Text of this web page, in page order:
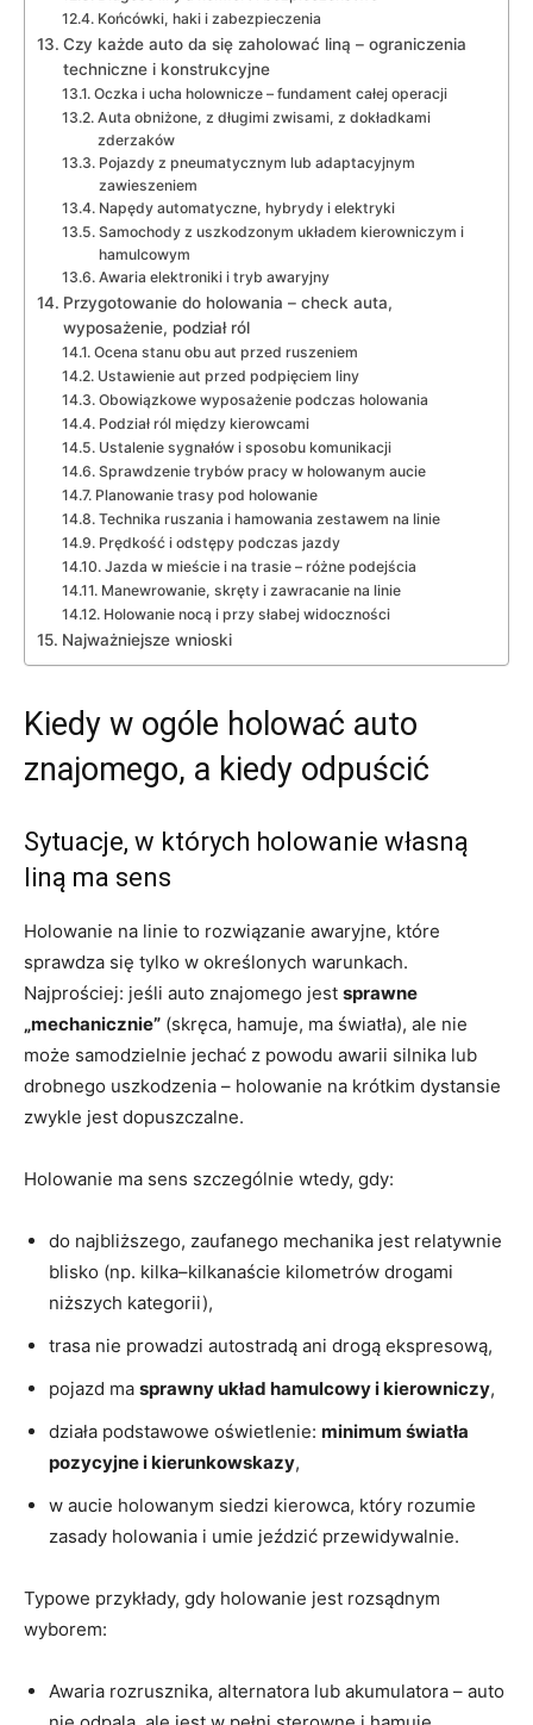
Końcówki, haki i zabezpieczenia
Czy każde auto da się zaholować liną – ograniczenia
techniczne i konstrukcyjne
Oczka i ucha holownicze – fundament całej operacji
Auta obniżone, z długimi zwisami, z dokładkami
zderzaków
Pojazdy z pneumatycznym lub adaptacyjnym
zawieszeniem
Napędy automatyczne, hybrydy i elektryki
Samochody z uszkodzonym układem kierowniczym i
hamulcowym
Awaria elektroniki i tryb awaryjny
Przygotowanie do holowania – check auta,
wyposażenie, podział ról
Ocena stanu obu aut przed ruszeniem
Ustawienie aut przed podpięciem liny
Obowiązkowe wyposażenie podczas holowania
Podział ról między kierowcami
Ustalenie sygnałów i sposobu komunikacji
Sprawdzenie trybów pracy w holowanym aucie
Planowanie trasy pod holowanie
Technika ruszania i hamowania zestawem na linie
Prędkość i odstępy podczas jazdy
Jazda w mieście i na trasie – różne podejścia
Manewrowanie, skręty i zawracanie na linie
Holowanie nocą i przy słabej widoczności
Najważniejsze wnioski
Kiedy w ogóle holować auto
znajomego, a kiedy odpuścić
Sytuacje, w których holowanie własną
liną ma sens
Holowanie na linie to rozwiązanie awaryjne, które
sprawdza się tylko w określonych warunkach.
Najprościej: jeśli auto znajomego jest sprawne
„mechanicznie” (skręca, hamuje, ma światła), ale nie
może samodzielnie jechać z powodu awarii silnika lub
drobnego uszkodzenia – holowanie na krótkim dystansie
zwykle jest dopuszczalne.
Holowanie ma sens szczególnie wtedy, gdy:
do najbliższego, zaufanego mechanika jest relatywnie
blisko (np. kilka–kilkanaście kilometrów drogami
niższych kategorii),
trasa nie prowadzi autostradą ani drogą ekspresową,
pojazd ma sprawny układ hamulcowy i kierowniczy,
działa podstawowe oświetlenie: minimum światła
pozycyjne i kierunkowskazy,
w aucie holowanym siedzi kierowca, który rozumie
zasady holowania i umie jeździć przewidywalnie.
Typowe przykłady, gdy holowanie jest rozsądnym
wyborem:
Awaria rozrusznika, alternatora lub akumulatora – auto